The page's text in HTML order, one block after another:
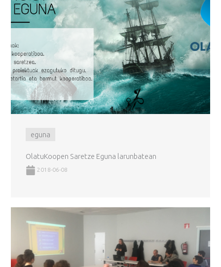
eguna
OlatuKoopen Saretze Eguna larunbatean
2018-06-08